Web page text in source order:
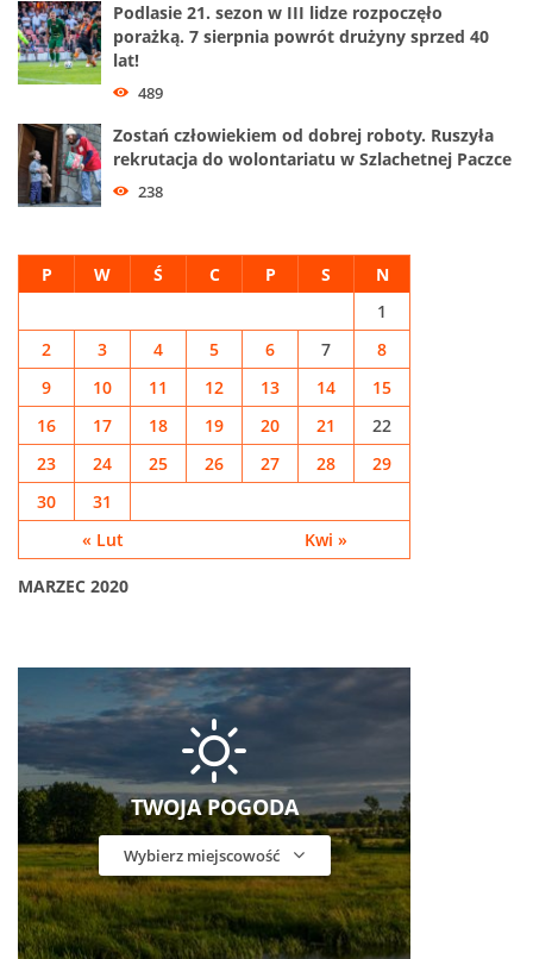
Podlasie 21. sezon w III lidze rozpoczęło
porażką. 7 sierpnia powrót drużyny sprzed 40
lat!
489
Zostań człowiekiem od dobrej roboty. Ruszyła
rekrutacja do wolontariatu w Szlachetnej Paczce
238
MARZEC 2020
P W Ś C P S N
« Lut Kwi »
1
2
3 4 5 6 7
8
9
10 11 12 13 14
15
16
17 18 19 20 21
22
23
24 25 26 27 28
29
30
31
TWOJA POGODA
Wybierz miejscowość